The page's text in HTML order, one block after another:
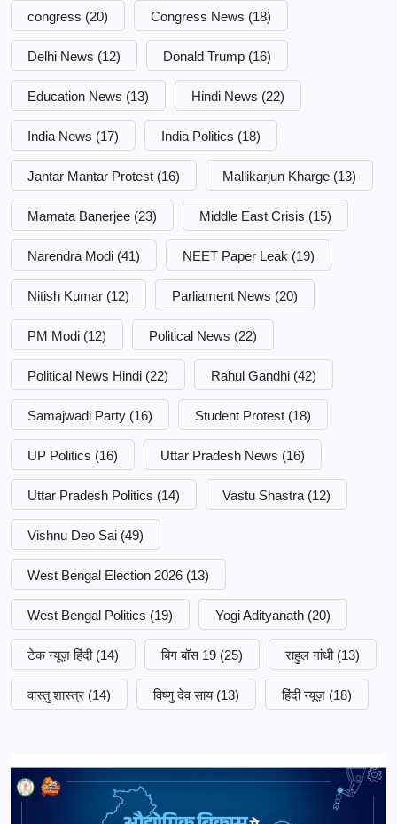
congress (20) Congress News (18)
Delhi News (12) Donald Trump (16)
Education News (13) Hindi News (22)
India News (17) India Politics (18)
Jantar Mantar Protest (16) Mallikarjun Kharge (13)
Mamata Banerjee (23) Middle East Crisis (15)
Narendra Modi (41) NEET Paper Leak (19)
Nitish Kumar (12) Parliament News (20)
PM Modi (12) Political News (22)
Political News Hindi (22) Rahul Gandhi (42)
Samajwadi Party (16) Student Protest (18)
UP Politics (16) Uttar Pradesh News (16)
Uttar Pradesh Politics (14) Vastu Shastra (12)
Vishnu Deo Sai (49)
West Bengal Election 2026 (13)
West Bengal Politics (19) Yogi Adityanath (20)
टेक न्यूज़ हिंदी (14) बिग बॉस 19 (25) राहुल गांधी (13)
वास्तु शास्त्र (14) विष्णु देव साय (13) हिंदी न्यूज़ (18)